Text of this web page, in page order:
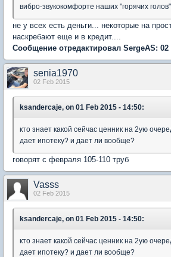
вибро-звукокомфорте наших "горячих
не у всех есть деньги... некоторые на
наскребают еще и в кредит....
Сообщение отредактировал SergeAS: 02
senia1970
02 Feb 2015
ksandercaje, on 01 Feb 2015 - 14:50:
кто знает какой сейчас ценник на 2ую
дает ипотеку? и дает ли вообще?
говорят с февраля 105-110 труб
Vasss
02 Feb 2015
ksandercaje, on 01 Feb 2015 - 14:50:
кто знает какой сейчас ценник на 2ую
дает ипотеку? и дает ли вообще?